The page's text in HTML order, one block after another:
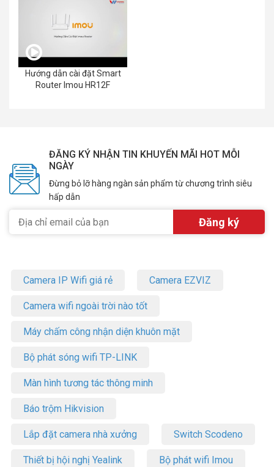
Hướng dẫn cài đặt Smart
Router Imou HR12F
ĐĂNG KÝ NHẬN TIN KHUYẾN MÃI HOT MỖI
NGÀY
Đừng bỏ lỡ hàng ngàn sản phẩm từ chương trình siêu
hấp dẫn
Camera IP Wifi giá rẻ Camera EZVIZ
Camera wifi ngoài trời nào tốt
Máy chấm công nhận diện khuôn mặt
Bộ phát sóng wifi TP-LINK
Màn hình tương tác thông minh
Báo trộm Hikvision
Lắp đặt camera nhà xưởng Switch Scodeno
Thiết bị hội nghị Yealink Bộ phát wifi Imou